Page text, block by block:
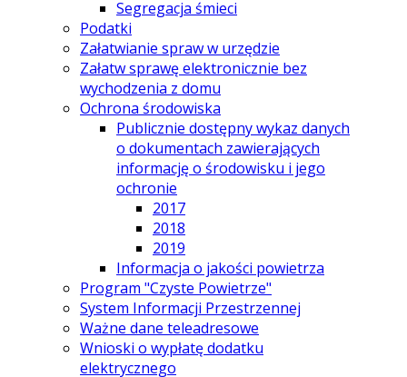
Segregacja śmieci
Podatki
Załatwianie spraw w urzędzie
Załatw sprawę elektronicznie bez
wychodzenia z domu
Ochrona środowiska
Publicznie dostępny wykaz danych
o dokumentach zawierających
informację o środowisku i jego
ochronie
2017
2018
2019
Informacja o jakości powietrza
Program "Czyste Powietrze"
System Informacji Przestrzennej
Ważne dane teleadresowe
Wnioski o wypłatę dodatku
elektrycznego